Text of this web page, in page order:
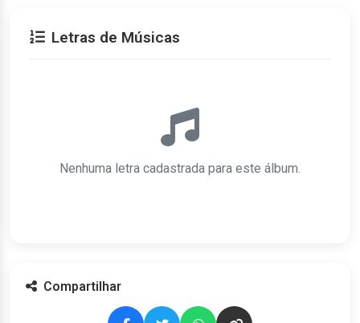
Letras de Músicas
Nenhuma letra cadastrada para este álbum.
Compartilhar